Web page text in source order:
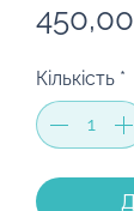
Кількість *